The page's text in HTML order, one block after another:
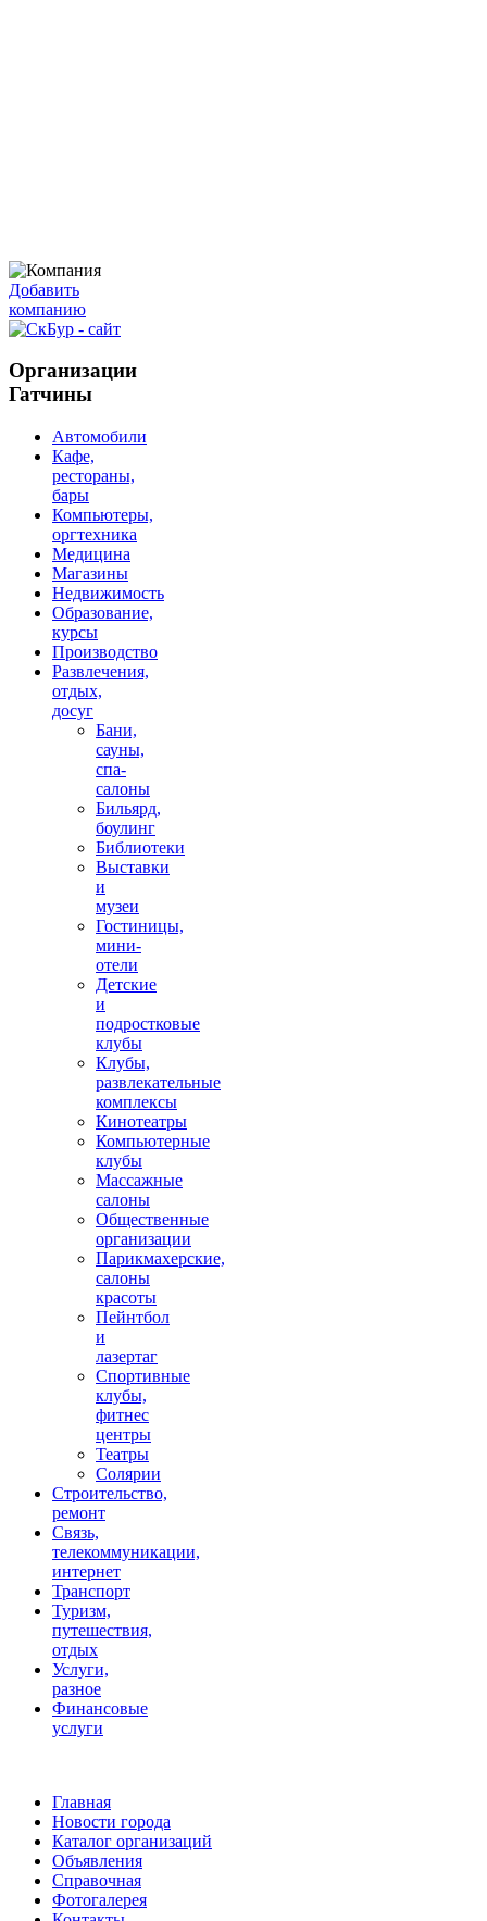
Добавить
компанию
Организации
Гатчины
Автомобили
Кафе,
рестораны,
бары
Компьютеры,
оргтехника
Медицина
Магазины
Недвижимость
Образование,
курсы
Производство
Развлечения,
отдых,
досуг
Бани,
сауны,
спа-
салоны
Бильярд,
боулинг
Библиотеки
Выставки
и
музеи
Гостиницы,
мини-
отели
Детские
и
подростковые
клубы
Клубы,
развлекательные
комплексы
Кинотеатры
Компьютерные
клубы
Массажные
салоны
Общественные
организации
Парикмахерские,
салоны
красоты
Пейнтбол
и
лазертаг
Спортивные
клубы,
фитнес
центры
Театры
Солярии
Строительство,
ремонт
Связь,
телекоммуникации,
интернет
Транспорт
Туризм,
путешествия,
отдых
Услуги,
разное
Финансовые
услуги
Главная
Новости города
Каталог организаций
Объявления
Справочная
Фотогалерея